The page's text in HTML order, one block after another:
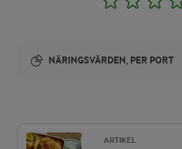
NÄRINGSVÄRDEN, PER PORT
ARTIKEL